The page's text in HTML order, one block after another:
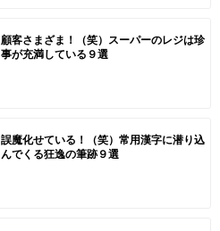
顧客さまざま！（笑）スーパーのレジは珍
事が充満している９選
誤魔化せている！（笑）常用漢字に潜り込
んでくる狂逸の筆跡９選